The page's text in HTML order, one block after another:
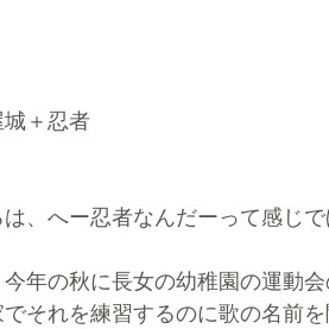
城＋忍者
は、へー忍者なんだーって感じ
今年の秋に長女の幼稚園の運動
でそれを練習するのに歌の名前